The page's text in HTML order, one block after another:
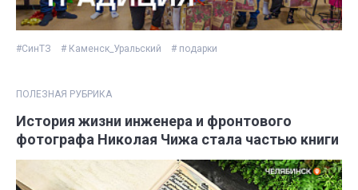
#СинТЗ # Каменск_Уральский # подарки
ПОЛЕЗНАЯ РУБРИКА
История жизни инженера и фронтового
фотографа Николая Чижа стала частью книги